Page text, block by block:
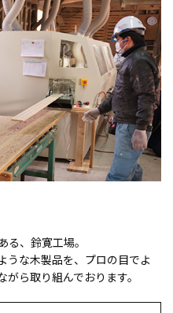
る、鈴寛工場。
うな木製品を、プロの目でよ
ら取り組んでおります。